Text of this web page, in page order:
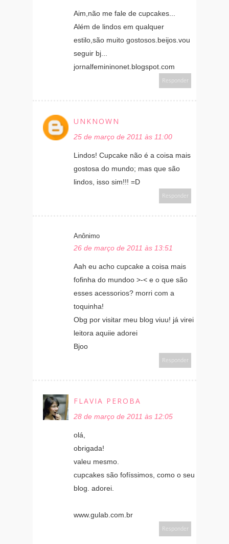
Aim,não me fale de cupcakes...
Além de lindos em qualquer
estilo,são muito gostosos.beijos.vou
seguir bj...
jornalfemininonet.blogspot.com
Responder
UNKNOWN
25 de março de 2011 às 11:00
Lindos! Cupcake não é a coisa mais
gostosa do mundo; mas que são
lindos, isso sim!!! =D
Responder
Anônimo
26 de março de 2011 às 13:51
Aah eu acho cupcake a coisa mais
fofinha do mundoo >-< e o que são
esses acessorios? morri com a
toquinha!
Obg por visitar meu blog viuu! já virei
leitora aquiie adorei
Bjoo
Responder
FLAVIA PEROBA
28 de março de 2011 às 12:05
olá,
obrigada!
valeu mesmo.
cupcakes são fofíssimos, como o seu
blog. adorei.
www.gulab.com.br
Responder